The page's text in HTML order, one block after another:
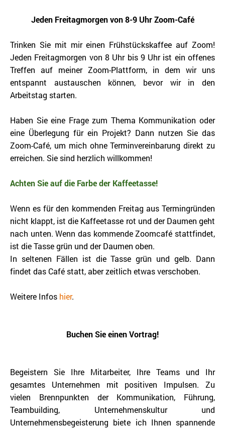
Jeden Freitagmorgen von 8-9 Uhr Zoom-Café
Trinken Sie mit mir einen Frühstückskaffee auf Zoom!
Jeden Freitagmorgen von 8 Uhr bis 9 Uhr ist ein offenes
Treffen auf meiner Zoom-Plattform, in dem wir uns
entspannt austauschen können, bevor wir in den
Arbeitstag starten.
Haben Sie eine Frage zum Thema Kommunikation oder
eine Überlegung für ein Projekt? Dann nutzen Sie das
Zoom-Café, um mich ohne Terminvereinbarung direkt zu
erreichen. Sie sind herzlich willkommen!
Achten Sie auf die Farbe der Kaffeetasse!
Wenn es für den kommenden Freitag aus Termingründen
nicht klappt, ist die Kaffeetasse rot und der Daumen geht
nach unten.Wenn das kommende Zoomcafé stattfindet,
ist die Tasse grün und der Daumen oben.
In seltenen Fällen ist die Tasse grün und gelb. Dann
findet das Café statt, aber zeitlich etwas verschoben.
Weitere Infos hier.
Buchen Sie einen Vortrag!
Begeistern Sie Ihre Mitarbeiter, Ihre Teams und Ihr
gesamtes Unternehmen mit positiven Impulsen. Zu
vielen Brennpunkten der Kommunikation, Führung,
Teambuilding, Unternehmenskultur und
Unternehmensbegeisterung biete ich Ihnen spannende